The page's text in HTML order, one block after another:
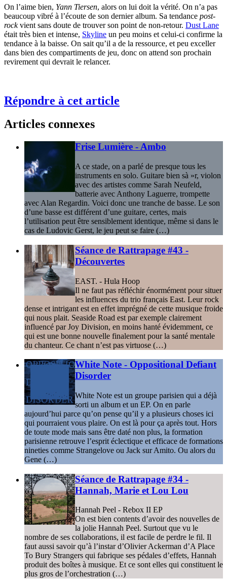
On l’aime bien, Yann Tiersen, alors on lui doit la vérité. On n’a pas
beaucoup vibré à l’écoute de son dernier album. Sa tendance post-
rockvient sans doute de trouver son point de non-retour. Dust Lane
était très bien et intense, Skyline un peu moins et celui-ci confirme la
tendance à la baisse. On sait qu’il a de la ressource, et peu exceller
dans bien des compartiments de jeu, donc on attend son prochain
revirement qui devrait le relancer.
Répondre à cet article
Articles connexes
Frise Lumière - Ambo
A ce stade, on a parlé de presque tous les
instruments en solo. Guitare bien sà »r, violon
avec des artistes comme Sarah Neufeld,
batterie avec Anthony Laguerre, trompette
avec Alan Regardin. Voici donc une tranche de basse. Le son
d’une basse est différent d’une guitare, certes, mais
l’utilisation peut être sensiblement identique, même si dans le
cas de Ludovic Gerst, le jeu peut se faire (…)
Séance de Rattrapage #43 -
Découvertes
EAST. - Hula Hoop
Il ne faut pas réfléchir énormément pour situer
les influences du trio français East. Leur rock
dense et intrigant est en effet imprégné de cette musique froide
qui nous plait. Seaside Road est par exemple clairement
influencé par Joy Division, en moins hanté évidemment, ce
qui est une bonne nouvelle finalement pour la santé mentale
du chanteur. Ce chant n’est pas virtuose (…)
White Note - Oppositional Defiant
Disorder
White Note est un groupe parisien qui a déjà
sorti un album et un EP. On en parle
aujourd’hui parce qu’on pense qu’il y a plusieurs choses ici
qui pourraient vous plaire. On est là pour ça après tout. Hors
de toute mode mais sans être daté non plus, la formation
parisienne retrouve l’esprit éclectique et efficace de formations
nineties comme Strangelove ou Jack sur Amito. Ou alors du
Gene (…)
Séance de Rattrapage #34 -
Hannah, Marie et Lou Lou
Hannah Peel - Rebox II EP
On est bien contents d’avoir des nouvelles de
la jolie Hannah Peel. Surtout que vu le
nombre de ses collaborations, il est facile de perdre le fil. Il
faut aussi savoir qu’à l’instar d’Olivier Ackerman d’A Place
To Bury Strangers qui fabrique ses pédales d’effets, Hannah
produit des boîtes à musique. Et ce sont elles qui constituent le
plus gros de l’orchestration (…)